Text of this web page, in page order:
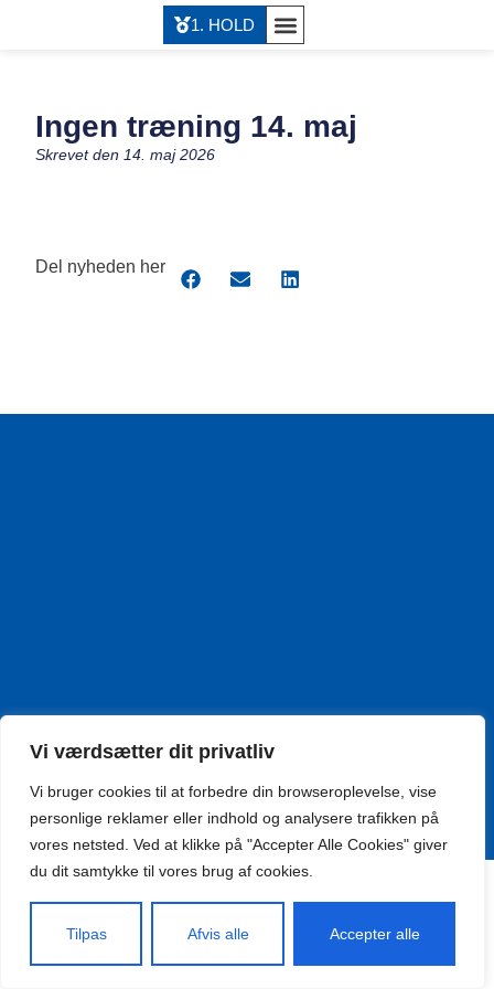
Vi værdsætter dit privatliv
Vi bruger cookies til at forbedre din browseroplevelse, vise
personlige reklamer eller indhold og analysere trafikken på
vores netsted. Ved at klikke på "Accepter Alle Cookies" giver
du dit samtykke til vores brug af cookies.
Tilpas Afvis alle Accepter alle
1. HOLD
Ingen træning 14. maj
Skrevet den 14. maj 2026
Del nyheden her
Hjemmesiden er leveret af www.scweb.dk